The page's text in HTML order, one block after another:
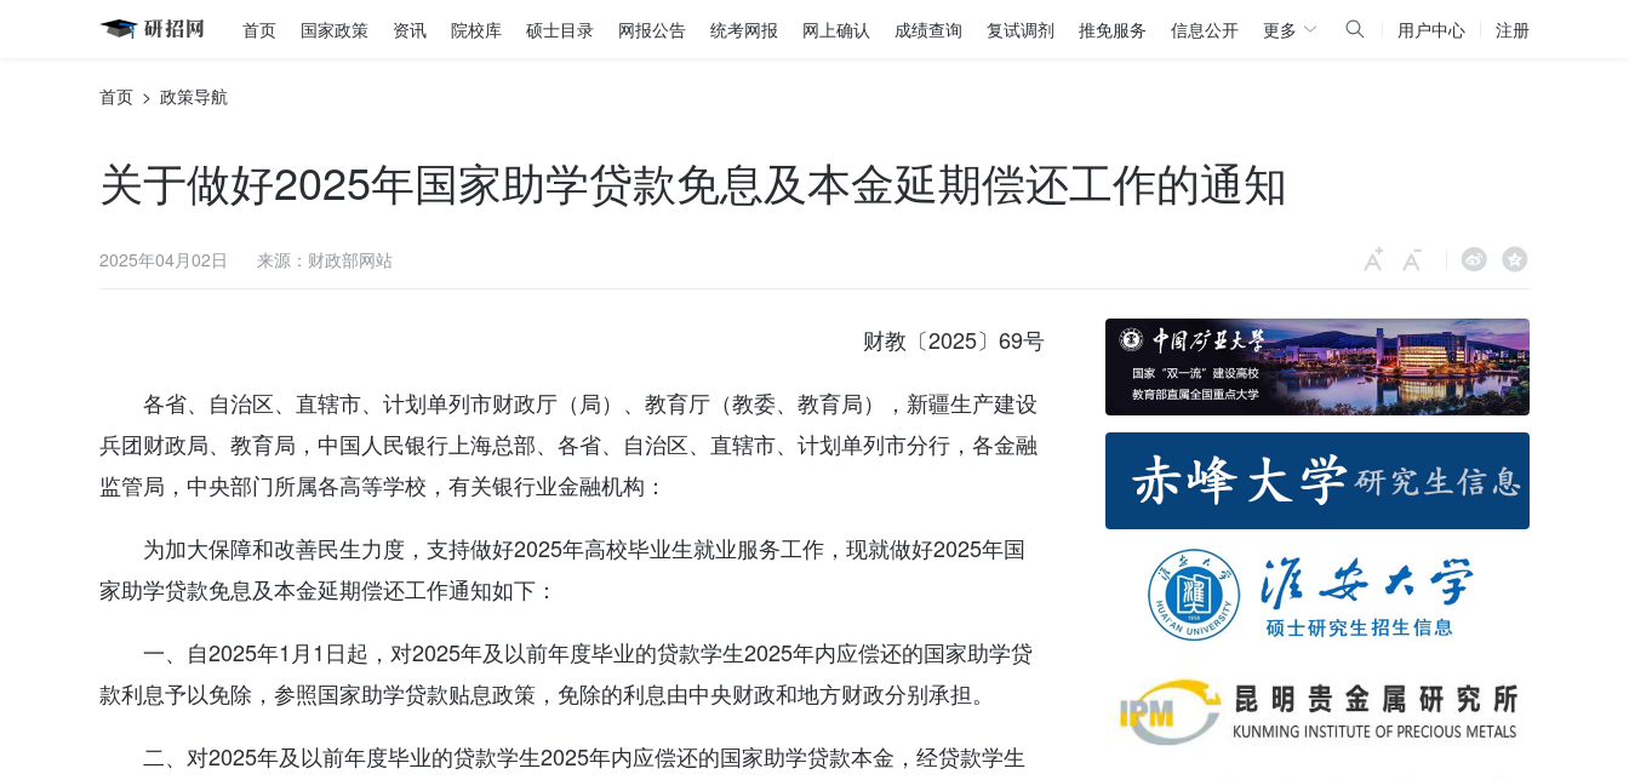
首页 国家政策 资讯 院校库 硕士目录 网报公告 统考网报 网上确认 成绩查询 复试调剂 推免服务 信息公开 更多 用户中心 注册
首页 > 政策导航
关于做好2025年国家助学贷款免息及本金延期偿还工作的通知
2025年04月02日 来源：财政部网站
财教〔2025〕69号
各省、自治区、直辖市、计划单列市财政厅（局）、教育厅（教委、教育局），新疆生产建设
兵团财政局、教育局，中国人民银行上海总部、各省、自治区、直辖市、计划单列市分行，各金融
监管局，中央部门所属各高等学校，有关银行业金融机构：
为加大保障和改善民生力度，支持做好2025年高校毕业生就业服务工作，现就做好2025年国
家助学贷款免息及本金延期偿还工作通知如下：
一、自2025年1月1日起，对2025年及以前年度毕业的贷款学生2025年内应偿还的国家助学贷
款利息予以免除，参照国家助学贷款贴息政策，免除的利息由中央财政和地方财政分别承担。
二、对2025年及以前年度毕业的贷款学生2025年内应偿还的国家助学贷款本金，经贷款学生